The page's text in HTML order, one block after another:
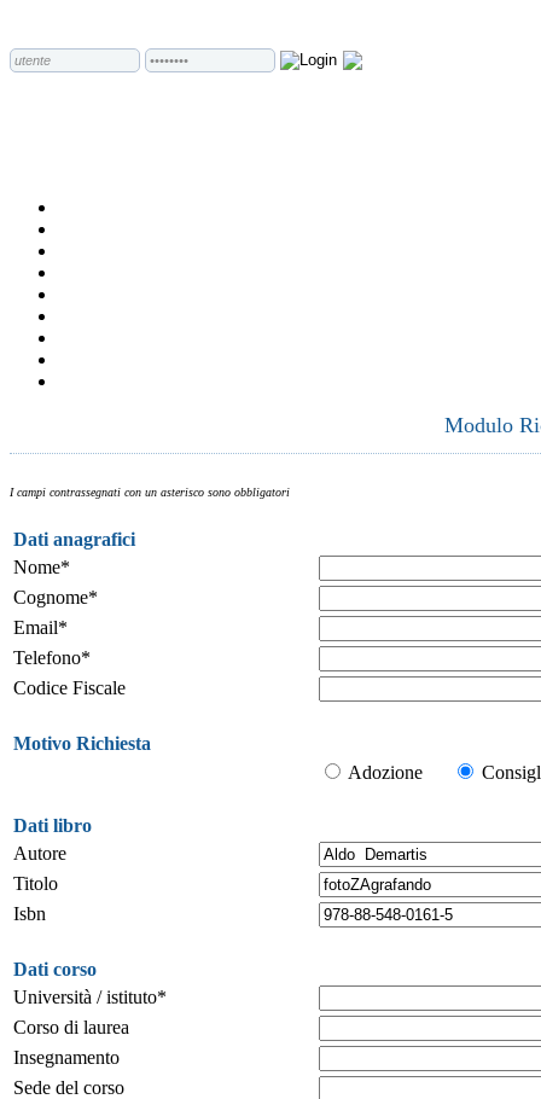
Modulo
I campi contrassegnati con un asterisco sono obbligatori
Dati anagrafici
Nome*
Cognome*
Email*
Telefono*
Codice Fiscale
Motivo Richiesta
Adozione
Dati libro
Autore
Titolo
Isbn
Dati corso
Università / istituto*
Corso di laurea
Insegnamento
Sede del corso